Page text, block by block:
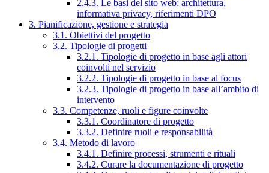
2.4.3. Le basi del sito web: architettura,
informativa privacy, riferimenti DPO
3. Pianificazione, gestione e strategia
3.1. Obiettivi del progetto
3.2. Tipologie di progetti
3.2.1. Tipologie di progetto in base agli attori
coinvolti nel servizio
3.2.2. Tipologie di progetto in base al focus
3.2.3. Tipologie di progetto in base all’ambito di
intervento
3.3. Competenze, ruoli e figure coinvolte
3.3.1. Coordinatore di progetto
3.3.2. Definire ruoli e responsabilità
3.4. Metodo di lavoro
3.4.1. Definire processi, strumenti e rituali
3.4.2. Curare la documentazione di progetto